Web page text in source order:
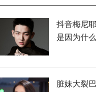
抖音梅尼
是因为什
脏妹大裂